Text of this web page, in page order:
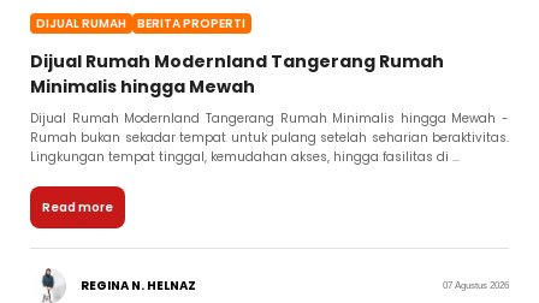
DIJUAL RUMAH BERITA PROPERTI
Dijual Rumah Modernland Tangerang Rumah
Minimalis hingga Mewah
Dijual Rumah Modernland Tangerang Rumah Minimalis hingga Mewah -
Rumah bukan sekadar tempat untuk pulang setelah seharian beraktivitas.
Lingkungan tempat tinggal, kemudahan akses, hingga fasilitas di ...
Read more
REGINA N. HELNAZ 07 Agustus 2026